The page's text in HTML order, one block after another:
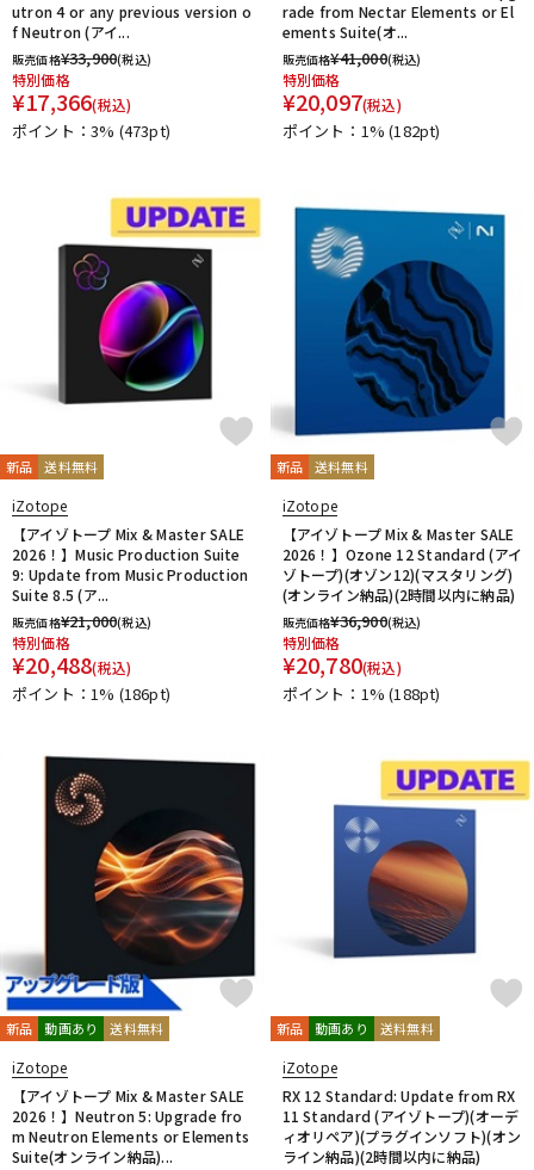
utron 4 or any previous version o
f Neutron (アイ...
販売価格¥33,900(税込)
特別価格
¥17,366(税込)
ポイント：3% (473pt)
rade from Nectar Elements or El
ements Suite(オ...
販売価格¥41,000(税込)
特別価格
¥20,097(税込)
ポイント：1%(182pt)
新品 送料無料
iZotope
【アイゾトープ Mix & Master SALE
2026！】Music Production Suite
9: Update from Music Production
Suite 8.5 (ア...
販売価格¥21,000(税込)
特別価格
¥20,488(税込)
ポイント：1% (186pt)
新品 送料無料
iZotope
【アイゾトープ Mix & Master SALE
2026！】Ozone 12 Standard (アイ
ゾトープ)(オゾン12)(マスタリング)
(オンライン納品)(2時間以内に納品)
販売価格¥36,900(税込)
特別価格
¥20,780(税込)
ポイント：1%(188pt)
新品 動画あり 送料無料
iZotope
【アイゾトープ Mix & Master SALE
2026！】Neutron 5: Upgrade fro
m Neutron Elements or Elements
Suite(オンライン納品)...
新品 動画あり 送料無料
iZotope
RX 12 Standard: Update from RX
11 Standard (アイゾトープ)(オーデ
ィオリペア)(プラグインソフト)(オン
ライン納品)(2時間以内に納品)